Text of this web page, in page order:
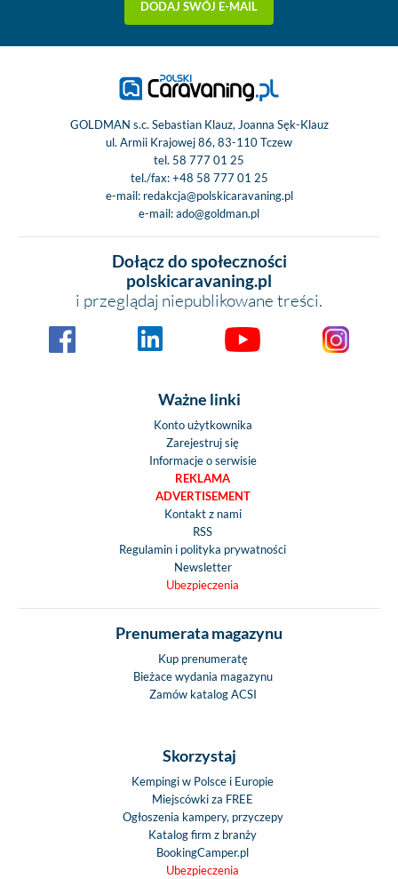
DODAJ SWÓJ E-MAIL
GOLDMAN s.c. Sebastian Klauz, Joanna Sęk-Klauz
ul. Armii Krajowej 86, 83-110 Tczew
tel. 58 777 01 25
tel./fax:+48 58 777 01 25
e-mail: redakcja@polskicaravaning.pl
e-mail:ado@goldman.pl
Dołącz do społeczności
polskicaravaning.pl
i przeglądaj niepublikowane treści.
Ważne linki
Konto użytkownika
Zarejestruj się
Informacje o serwisie
REKLAMA
ADVERTISEMENT
Kontakt z nami
RSS
Regulamin i polityka prywatności
Newsletter
Ubezpieczenia
Prenumerata magazynu
Kup prenumeratę
Bieżace wydania magazynu
Zamów katalog ACSI
Skorzystaj
Kempingi w Polsce i Europie
Miejscówki za FREE
Ogłoszenia kampery, przyczepy
Katalog firm z branży
BookingCamper.pl
Ubezpieczenia